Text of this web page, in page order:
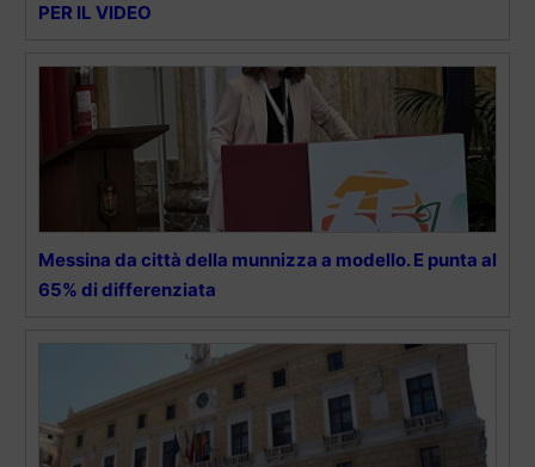
PER IL VIDEO
Messina da città della munnizza a modello. E punta al
65% di differenziata